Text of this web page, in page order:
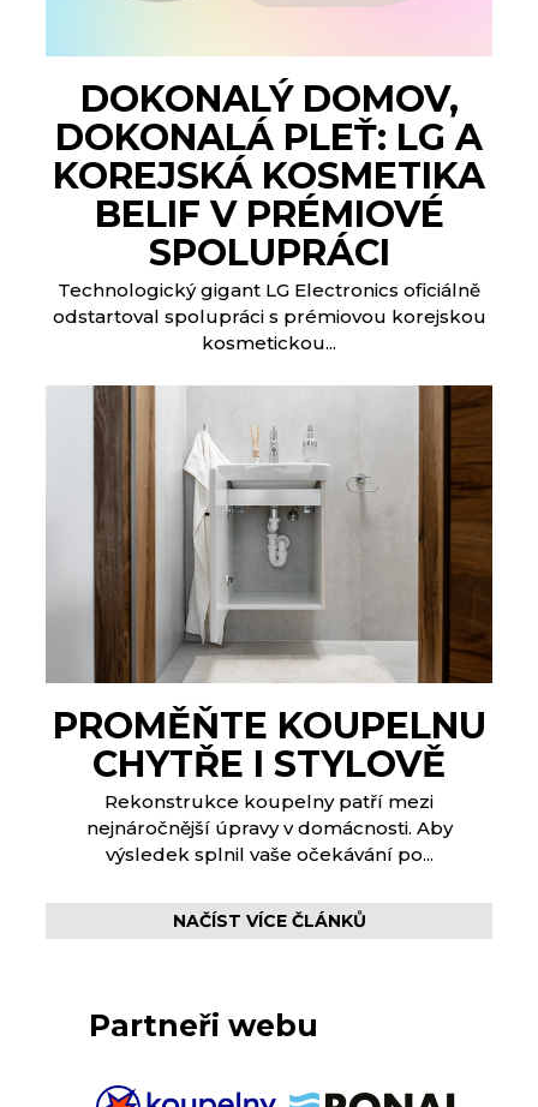
DOKONALÝ DOMOV,
DOKONALÁ PLEŤ: LG A
KOREJSKÁ KOSMETIKA
BELIF V PRÉMIOVÉ
SPOLUPRÁCI
Technologický gigant LG Electronics oficiálně
odstartoval spolupráci s prémiovou korejskou
kosmetickou...
PROMĚŇTE KOUPELNU
CHYTŘE I STYLOVĚ
Rekonstrukce koupelny patří mezi
nejnáročnější úpravy v domácnosti. Aby
výsledek splnil vaše očekávání po...
NAČÍST VÍCE ČLÁNKŮ
Partneři webu